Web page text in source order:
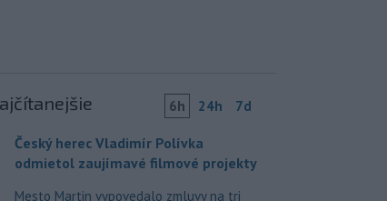
6h 24h 7d
Český herec Vladimír Polívka
odmietol zaujímavé filmové projekty
Mesto Martin vypovedalo zmluvy na tri